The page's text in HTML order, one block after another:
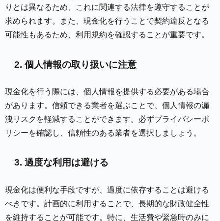
りとは異なるため、これに関連する法律を遵守することが
求められます。また、現金化を行うことで契約違反となる
可能性もあるため、利用規約を確認することが重要です。
2. 個人情報の取り扱いに注意
現金化を行う際には、個人情報を提供する必要がある場合
があります。信頼できる業者を選ぶことで、個人情報の漏
洩リスクを軽減することができます。必ずプライバシーポ
リシーを確認し、信頼性のある業者を選択しましょう。
3. 過度な利用は避ける
現金化は便利な手段ですが、過度に依存することは避ける
べきです。計画的に利用することで、長期的な財政健全性
を維持することが可能です。特に、生活費や緊急時のみに